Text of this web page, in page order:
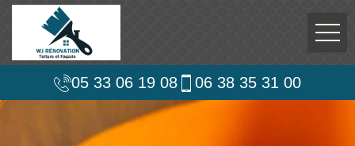
05 33 06 19 08 06 38 35 31 00